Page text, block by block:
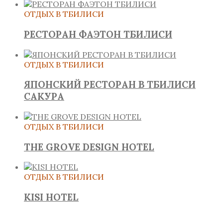
ОТДЫХ В ТБИЛИСИ
РЕСТОРАН ФАЭТОН ТБИЛИСИ
ОТДЫХ В ТБИЛИСИ
ЯПОНСКИЙ РЕСТОРАН В ТБИЛИСИ
САКУРА
ОТДЫХ В ТБИЛИСИ
THE GROVE DESIGN HOTEL
ОТДЫХ В ТБИЛИСИ
KISI HOTEL